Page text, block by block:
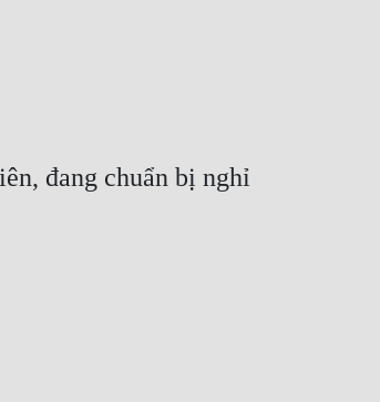
đang chuẩn bị nghỉ